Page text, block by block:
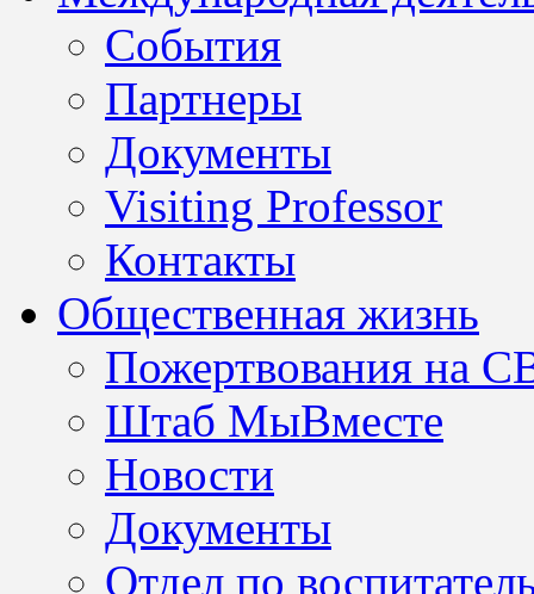
События
Партнеры
Документы
Visiting Professor
Контакты
Общественная жизнь
Пожертвования на
Штаб МыВместе
Новости
Документы
Отдел по